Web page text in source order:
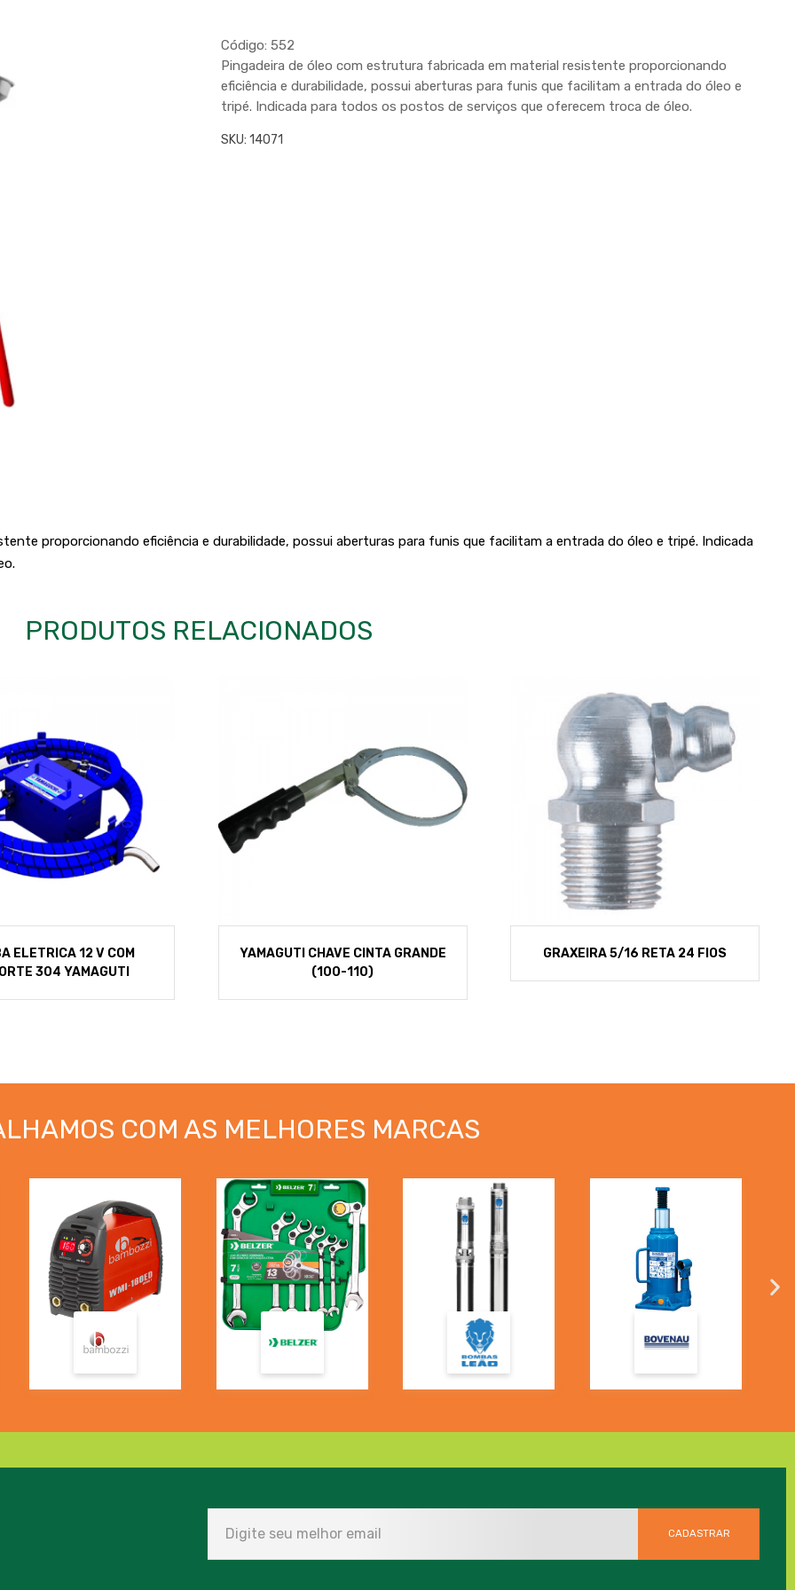
Código: 552
Pingadeira de óleo com estrutura fabricada em material resistente proporcionando
eficiência e durabilidade, possui aberturas para funis que facilitam a entrada do óleo e
tripé. Indicada para todos os postos de serviços que oferecem troca de óleo.
SKU:14071
proporcionando eficiência e durabilidade, possui aberturas para funis que facilitam a entrada do óleo e tripé. Indicada
PRODUTOS RELACIONADOS
ELETRICA 12 V COM
304 YAMAGUTI
YAMAGUTI CHAVE CINTA GRANDE
(100-110)
GRAXEIRA 5/16 RETA 24 FIOS
COM AS MELHORES MARCAS